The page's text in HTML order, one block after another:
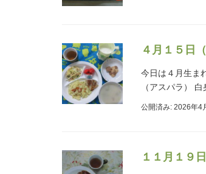
４月１５日
今日は４月生ま
（アスパラ）
公開済み: 2026年4
１１月１９